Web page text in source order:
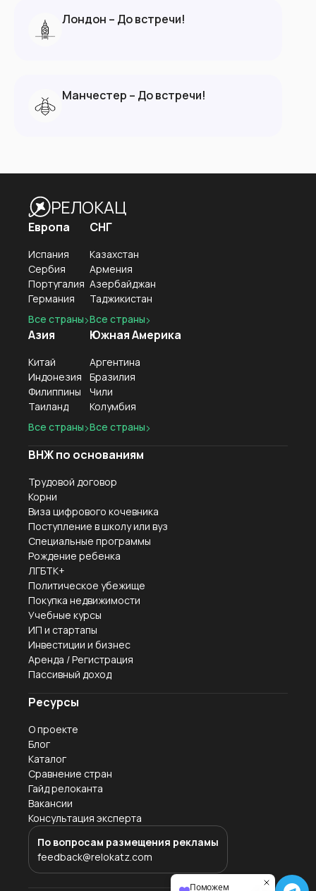
Лондон – До встречи!
Манчестер – До встречи!
РЕЛОКАЦ
Европа
Испания
Сербия
Португалия
Германия
Все страны
Азия
Китай
Индонезия
Филиппины
Таиланд
Все страны
СНГ
Казахстан
Армения
Азербайджан
Таджикистан
Все страны
Южная Америка
Аргентина
Бразилия
Чили
Колумбия
Все страны
ВНЖ по основаниям
Трудовой договор
Корни
Виза цифрового кочевника
Поступление в школу или вуз
Специальные программы
Рождение ребенка
ЛГБТК+
Политическое убежище
Покупка недвижимости
Учебные курсы
ИП и стартапы
Инвестиции и бизнес
Аренда / Регистрация
Пассивный доход
Ресурсы
О проекте
Блог
Каталог
Сравнение стран
Гайд релоканта
Вакансии
Консультация эксперта
По вопросам размещения рекламы
feedback@relokatz.com
Поможем